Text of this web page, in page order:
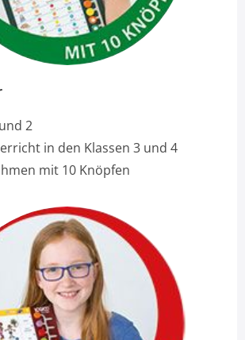
2
in den Klassen 3 und 4
mit 10 Knöpfen